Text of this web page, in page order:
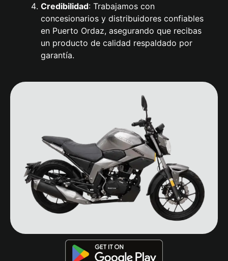
Credibilidad: Trabajamos con
concesionarios y distribuidores confiables
en Puerto Ordaz, asegurando que recibas
un producto de calidad respaldado por
garantía.